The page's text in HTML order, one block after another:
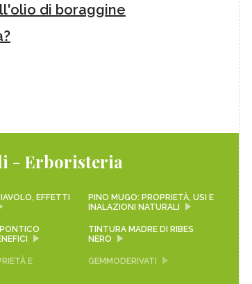
di boraggine
- Erboristeria
EFFETTI
PINO MUGO: PROPRIETÀ, USI E
INALAZIONI NATURALI
TINTURA MADRE DI RIBES
NERO
E
GEMMODERIVATI